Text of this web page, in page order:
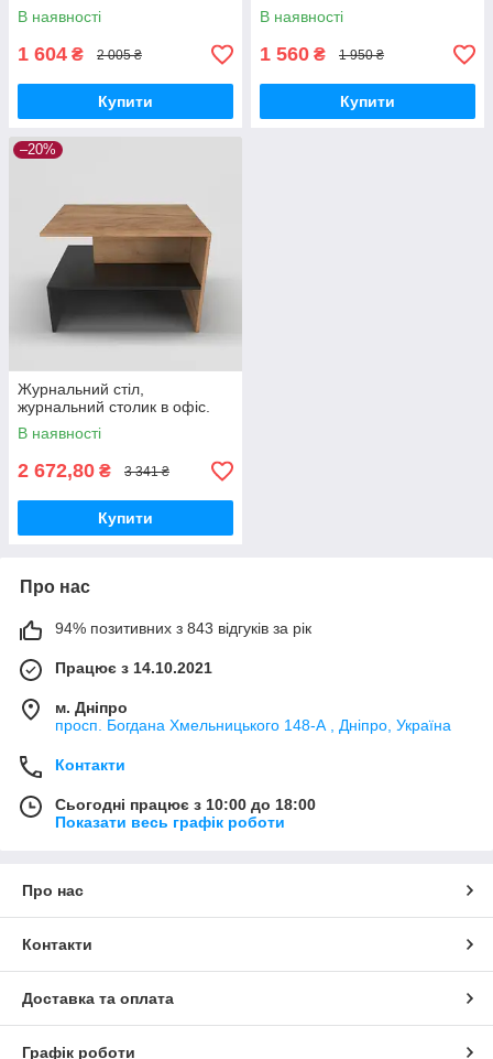
В наявності
1 604 ₴ 2 005 ₴
Купити
В наявності
1 560 ₴ 1 950 ₴
Купити
–20%
Журнальний стіл,
журнальний столик в офіс.
В наявності
2 672,80 ₴ 3 341 ₴
Купити
Про нас
94% позитивних з 843 відгуків за рік
Працює з 14.10.2021
м. Дніпро
просп. Богдана Хмельницького 148-А , Дніпро, Україна
Контакти
Сьогодні працює з 10:00 до 18:00
Показати весь графік роботи
Про нас
Контакти
Доставка та оплата
Графік роботи